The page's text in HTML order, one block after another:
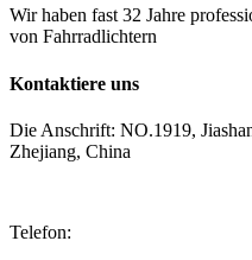
Wir haben fast 32 Jahre
von Fahrradlichtern
Kontaktiere uns
Die Anschrift: NO.1919,
Zhejiang, China
Telefon: